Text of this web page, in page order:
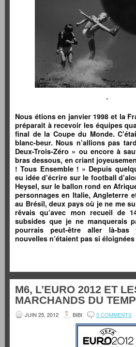
*
Nous étions en janvier 1998 et la
préparait à recevoir les équipes
final de la Coupe du Monde.
blanc-beur. Nous n’allions pas
Deux-Trois-Zéro » ou encore à
bras dessous, en criant
! Tous Ensemble ! » Depuis
eu idée d’écrire sur le football
Heysel, sur le ballon rond en
personnages en Italie, Angleterre
au Brésil, deux pays où je ne me
rêvais qu’avec mon recueil de
subsides que je ne manquerais
pourrais peut-être aller là-bas
nouvelles n’étaient pas si
M6, L’EURO 2012 ET
MARCHANDS DU
JUIN 25, 2012 BIBI 5 COMMENTS